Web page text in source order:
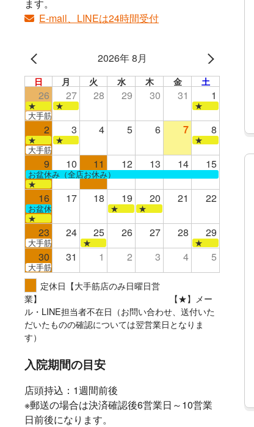
ます。
E-mail、LINEは24時間受付
2026年 8月
日 月 火 水 木 金 土
26 27 28 29 30 31 1
★ ★
★
大手筋店のみ営業
2 3 4 5 6 7 8
★ ★
★
大手筋
9 10 11 12 13 14 15
お盆休み（全店お休み）
★
16 17 18 19 20 21 22
お盆休み（全店お休み）★
★
★
23 24 25 26 27 28 29
大手筋 ★ ★
30 31 1 2 3 4 5
大手筋
定休日【大手筋店のみ日曜日営
業】 【★】メー
ル・LINE担当者不在日（お問い合わせ、送付いた
だいたものの確認については翌営業日となりま
す）
入院期間の目安
店頭持込：1週間前後
※郵送の場合は決済確認後6営業日～10営業
日前後になります。